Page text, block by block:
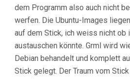
dem Programm also auch nicht
werfen. Die Ubuntu-Images
auf dem Stick, ich weiss nicht ob
austauschen könnte. Grml wird
Debian behandelt und komplett
Stick gelegt. Der Traum vom